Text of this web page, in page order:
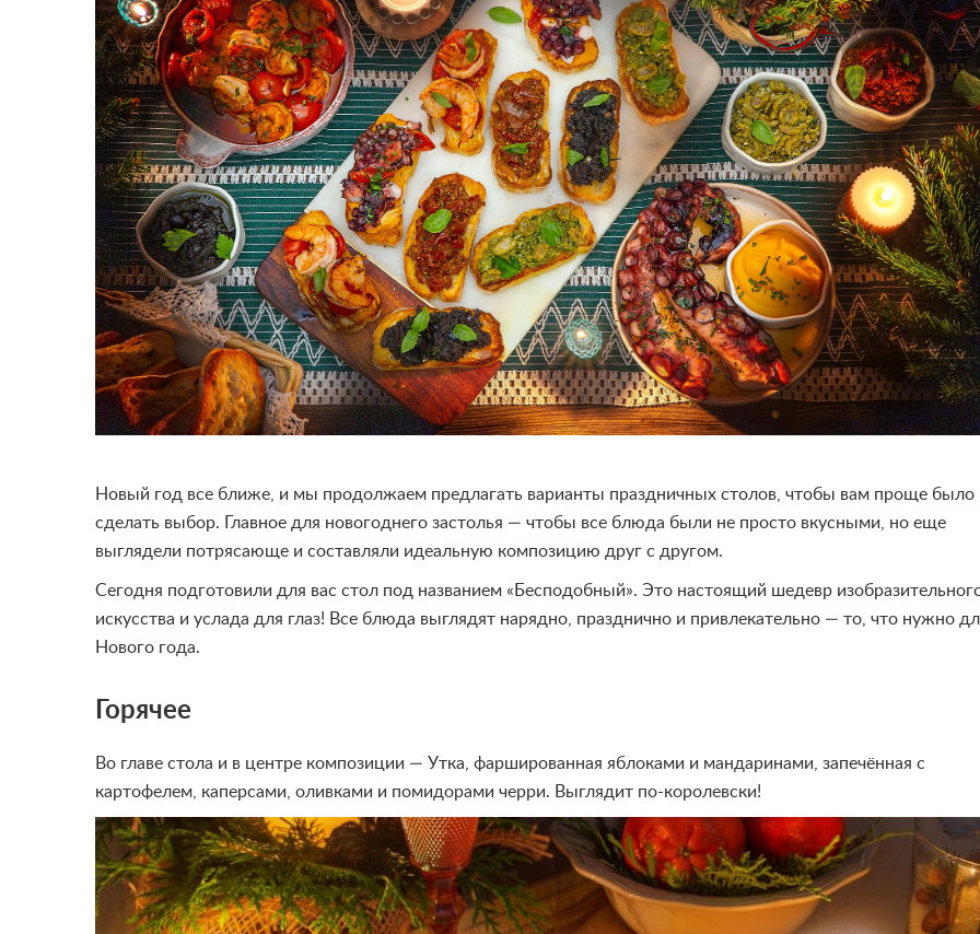
Новый год все ближе, и мы продолжаем предлагать варианты праздничных столов, чтобы вам проще было
сделать выбор. Главное для новогоднего застолья — чтобы все блюда были не просто вкусными, но еще
выглядели потрясающе и составляли идеальную композицию друг с другом.
Сегодня подготовили для вас стол под названием «Бесподобный». Это настоящий шедевр
искусства и услада для глаз! Все блюда выглядят нарядно, празднично и привлекательно — то, что нужно
Нового года.
Горячее
Во главе стола и в центре композиции — Утка, фаршированная яблоками и мандаринами, запечённая с
картофелем, каперсами, оливками и помидорами черри. Выглядит по-королевски!